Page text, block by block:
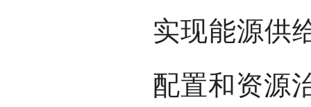
实现能源供
配置和资源